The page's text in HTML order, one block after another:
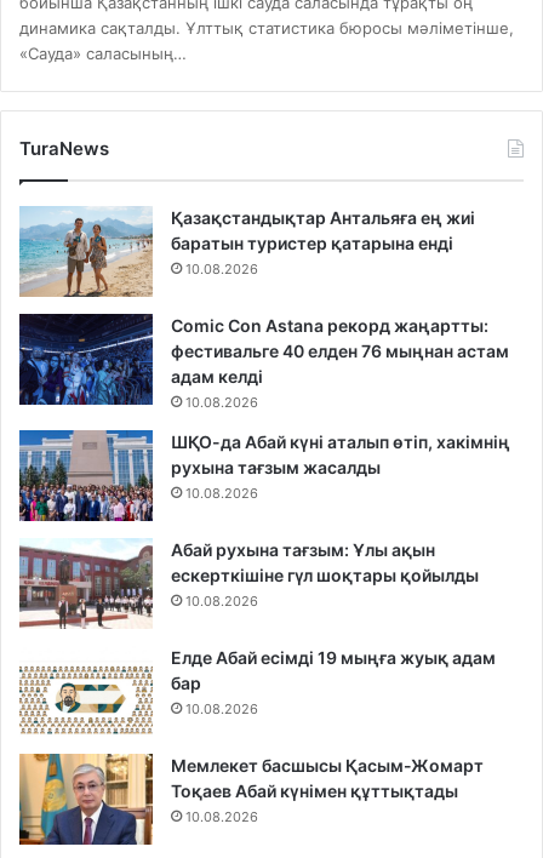
динамика сақталды. Ұлттық статистика бюросы мәліметінше,
«Сауда» саласының…
TuraNews
Қазақстандықтар Антальяға ең жиі
баратын туристер қатарына енді
10.08.2026
Comic Con Astana рекорд жаңартты:
фестивальге 40 елден 76 мыңнан астам
адам келді
10.08.2026
ШҚО-да Абай күні аталып өтіп, хакімнің
рухына тағзым жасалды
10.08.2026
Абай рухына тағзым: Ұлы ақын
ескерткішіне гүл шоқтары қойылды
10.08.2026
Елде Абай есімді 19 мыңға жуық адам
бар
10.08.2026
Мемлекет басшысы Қасым-Жомарт
Тоқаев Абай күнімен құттықтады
10.08.2026